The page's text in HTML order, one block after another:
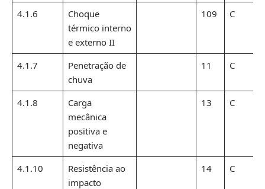
4.1.6
Choque
térmico interno
e externo II
109 C
4.1.7
Penetração de
chuva
11 C
4.1.8
Carga
mecânica
positiva e
negativa
13 C
4.1.10
Resistência ao
impacto
14 C